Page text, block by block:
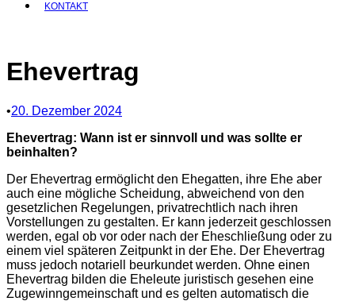
KONTAKT
Ehevertrag
•20. Dezember 2024
Ehevertrag: Wann ist er sinnvoll und was sollte er
beinhalten?
Der Ehevertrag ermöglicht den Ehegatten, ihre Ehe aber
auch eine mögliche Scheidung, abweichend von den
gesetzlichen Regelungen, privatrechtlich nach ihren
Vorstellungen zu gestalten. Er kann jederzeit geschlossen
werden, egal ob vor oder nach der Eheschließung oder zu
einem viel späteren Zeitpunkt in der Ehe. Der Ehevertrag
muss jedoch notariell beurkundet werden. Ohne einen
Ehevertrag bilden die Eheleute juristisch gesehen eine
Zugewinngemeinschaft und es gelten automatisch die